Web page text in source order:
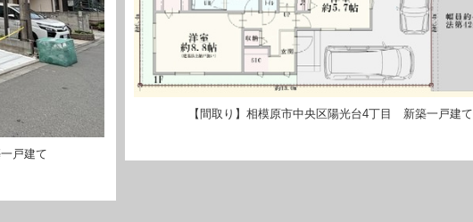
戸建て
【間取り】相模原市中央区陽光台4丁目 新築一戸建て